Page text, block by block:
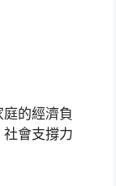
的經濟負
會支撐力